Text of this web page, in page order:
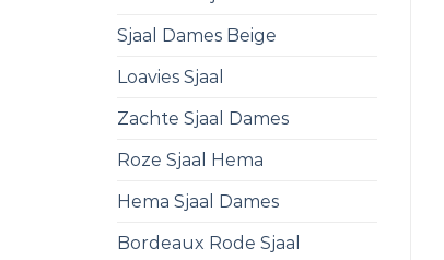
Sjaal Dames Beige
Loavies Sjaal
Zachte Sjaal Dames
Roze Sjaal Hema
Hema Sjaal Dames
Bordeaux Rode Sjaal